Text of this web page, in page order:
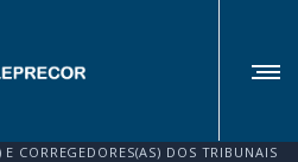
CORREGEDORES(AS) DOS TRIBUNAIS